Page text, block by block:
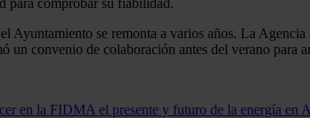
para comprobar su fiabilidad.
Ayuntamiento se remonta a varios años. La
un convenio de colaboración antes del verano para